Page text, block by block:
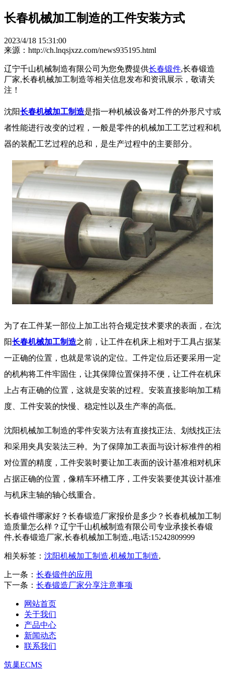
长春机械加工制造的工件安装方式
2023/4/18 15:31:00
来源：http://ch.lnqsjxzz.com/news935195.html
辽宁千山机械制造有限公司为您免费提供长春锻件,长春锻造
厂家,长春机械加工制造等相关信息发布和资讯展示，敬请关
注！
沈阳长春机械加工制造是指一种机械设备对工件的外形尺寸或
者性能进行改变的过程，一般是零件的机械加工工艺过程和机
器的装配工艺过程的总和，是生产过程中的主要部分。
为了在工件某一部位上加工出符合规定技术要求的表面，在沈
阳长春机械加工制造之前，让工件在机床上相对于工具占据某
一正确的位置，也就是常说的定位。工件定位后还要采用一定
的机构将工件牢固住，让其保障位置保持不便，让工件在机床
上占有正确的位置，这就是安装的过程。安装直接影响加工精
度、工件安装的快慢、稳定性以及生产率的高低。
沈阳机械加工制造的零件安装方法有直接找正法、划线找正法
和采用夹具安装法三种。为了保障加工表面与设计标准件的相
对位置的精度，工件安装时要让加工表面的设计基准相对机床
占据正确的位置，像精车环槽工序，工件安装要使其设计基准
与机床主轴的轴心线重合。
长春锻件哪家好？长春锻造厂家报价是多少？长春机械加工制
造质量怎么样？辽宁千山机械制造有限公司专业承接长春锻
件,长春锻造厂家,长春机械加工制造,,电话:15242809999
相关标签： 沈阳机械加工制造,机械加工制造,
上一条： 长春锻件的应用
下一条： 长春锻造厂家分享注意事项
网站首页
关于我们
产品中心
新闻动态
联系我们
筑巢ECMS